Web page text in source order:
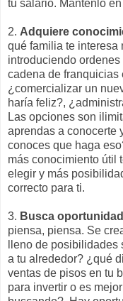
tu salario. Mantenlo
2. Adquiere
qué familia te interesa
introduciendo
cadena de franquicias
¿comercializar un
haría feliz?,
Las opciones son
aprendas a conocerte
conoces que haga
más conocimiento útil
elegir y más
correcto para ti.
3. Busca
piensa, piensa. Se
lleno de
a tu alrededor? ¿qué
ventas de pisos en tu
para invertir o es